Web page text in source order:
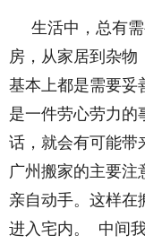
生活中，总有需
房，从家居到杂物
基本上都是需要妥
是一件劳心劳力的
话，就会有可能
广州搬家的主要
亲自动手。这样在
进入宅内。 中间